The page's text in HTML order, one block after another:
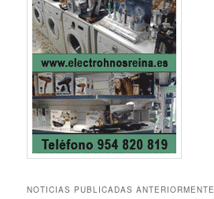
NOTICIAS PUBLICADAS ANTERIORMENTE